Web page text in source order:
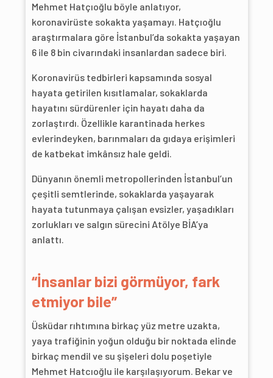
Mehmet Hatçıoğlu böyle anlatıyor,
koronavirüste sokakta yaşamayı. Hatçıoğlu
araştırmalara göre İstanbul’da sokakta yaşayan
6 ile 8 bin civarındaki insanlardan sadece biri.
Koronavirüs tedbirleri kapsamında sosyal
hayata getirilen kısıtlamalar, sokaklarda
hayatını sürdürenler için hayatı daha da
zorlaştırdı. Özellikle karantinada herkes
evlerindeyken, barınmaları da gıdaya erişimleri
de katbekat imkânsız hale geldi.
Dünyanın önemli metropollerinden İstanbul’un
çeşitli semtlerinde, sokaklarda yaşayarak
hayata tutunmaya çalışan evsizler, yaşadıkları
zorlukları ve salgın sürecini Atölye BİA’ya
anlattı.
“İnsanlar bizi görmüyor, fark
etmiyor bile”
Üsküdar rıhtımına birkaç yüz metre uzakta,
yaya trafiğinin yoğun olduğu bir noktada elinde
birkaç mendil ve su şişeleri dolu poşetiyle
Mehmet Hatcıoğlu ile karşılaşıyorum. Bekar ve